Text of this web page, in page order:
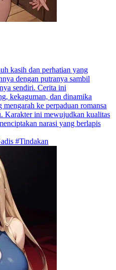
kasih dan perhatian yang
dengan putranya sambil
sendiri. Cerita ini
kekaguman, dan dinamika
ke perpaduan romansa
Karakter ini mewujudkan kualitas
narasi yang berlapis
#Tindakan